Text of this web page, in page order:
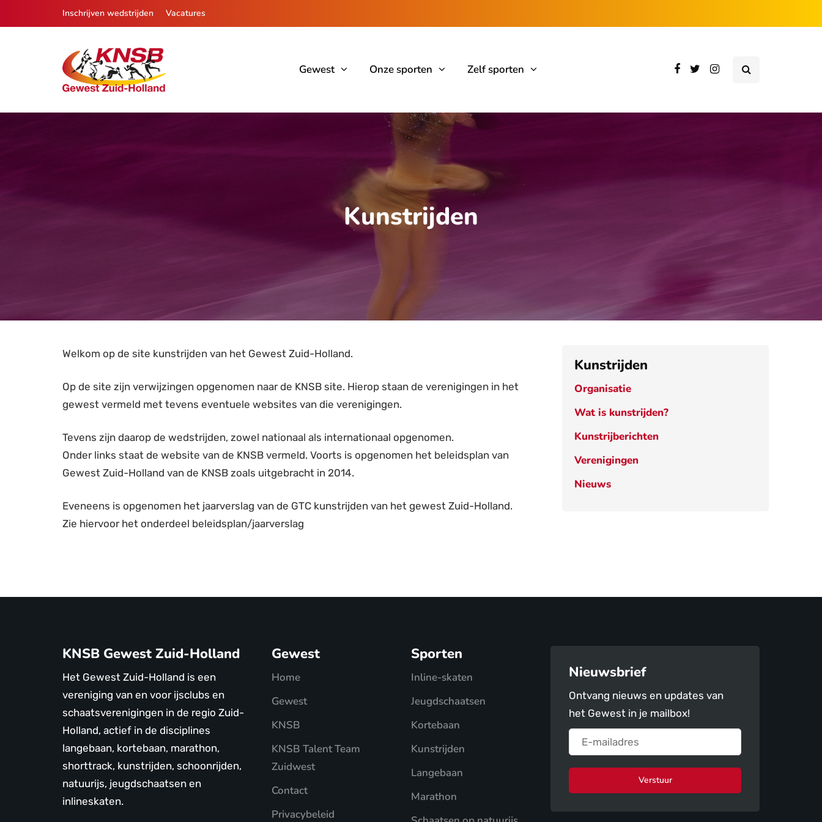
Inschrijven wedstrijden Vacatures
Gewest Onze sporten Zelf sporten
Kunstrijden
Kunstrijden
Organisatie
Wat is kunstrijden?
Kunstrijberichten
Verenigingen
Nieuws
Welkom op de site kunstrijden van het Gewest Zuid-Holland.
Op de site zijn verwijzingen opgenomen naar de KNSB site. Hierop staan de verenigingen in het
gewest vermeld met tevens eventuele websites van die verenigingen.
Tevens zijn daarop de wedstrijden, zowel nationaal als internationaal opgenomen.
Onder links staat de website van de KNSB vermeld. Voorts is opgenomen het beleidsplan van
Gewest Zuid-Holland van de KNSB zoals uitgebracht in 2014.
Eveneens is opgenomen het jaarverslag van de GTC kunstrijden van het gewest Zuid-Holland.
Zie hiervoor het onderdeel beleidsplan/jaarverslag
KNSB Gewest Zuid-Holland
Het Gewest Zuid-Holland is een
vereniging van en voor ijsclubs en
schaatsverenigingen in de regio Zuid-
Holland, actief in de disciplines
langebaan, kortebaan, marathon,
shorttrack, kunstrijden, schoonrijden,
natuurijs, jeugdschaatsen en
inlineskaten.
Gewest
Home
Gewest
KNSB
KNSB Talent Team
Zuidwest
Contact
Privacybeleid
Sporten
Inline-skaten
Jeugdschaatsen
Kortebaan
Kunstrijden
Langebaan
Marathon
Nieuwsbrief
Ontvang nieuws en updates van
het Gewest in je mailbox!
Verstuur